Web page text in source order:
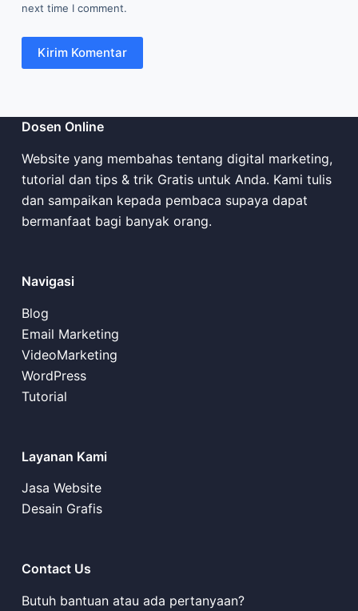
next time I comment.
Kirim Komentar
Dosen Online
Website yang membahas tentang digital marketing,
tutorial dan tips & trik Gratis untuk Anda. Kami tulis
dan sampaikan kepada pembaca supaya dapat
bermanfaat bagi banyak orang.
Navigasi
Blog
Email Marketing
VideoMarketing
WordPress
Tutorial
Layanan Kami
Jasa Website
Desain Grafis
Contact Us
Butuh bantuan atau ada pertanyaan?